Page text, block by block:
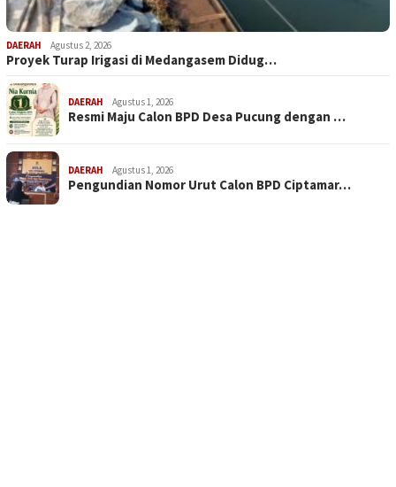
DAERAH Agustus 2, 2026
Proyek Turap Irigasi di Medangasem Didug…
DAERAH Agustus 1, 2026
Resmi Maju Calon BPD Desa Pucung dengan …
DAERAH Agustus 1, 2026
Pengundian Nomor Urut Calon BPD Ciptamar…